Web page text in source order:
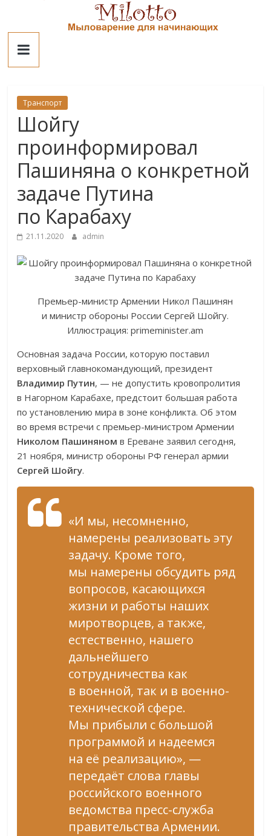
contentМилотто
Транспорт
Шойгу
проинформировал
Пашиняна о конкретной
задаче Путина
по Карабаху
21.11.2020 admin
Премьер-министр Армении Никол Пашинян
и министр обороны России Сергей Шойгу.
Иллюстрация: primeminister.am
Основная задача России, которую поставил
верховный главнокомандующий, президент
Владимир Путин, — не допустить кровопролития
в Нагорном Карабахе, предстоит большая работа
по установлению мира в зоне конфликта. Об этом
во время встречи с премьер-министром Армении
Николом Пашиняном в Ереване заявил сегодня,
21 ноября, министр обороны РФ генерал армии
Сергей Шойгу.
«И мы, несомненно,
намерены реализовать эту
задачу. Кроме того,
мы намерены обсудить ряд
вопросов, касающихся
жизни и работы наших
миротворцев, а также,
естественно, нашего
дальнейшего
сотрудничества как
в военной, так и в военно-
технической сфере.
Мы прибыли с большой
программой и надеемся
на её реализацию», —
передаёт слова главы
российского военного
ведомства пресс-служба
правительства Армении.